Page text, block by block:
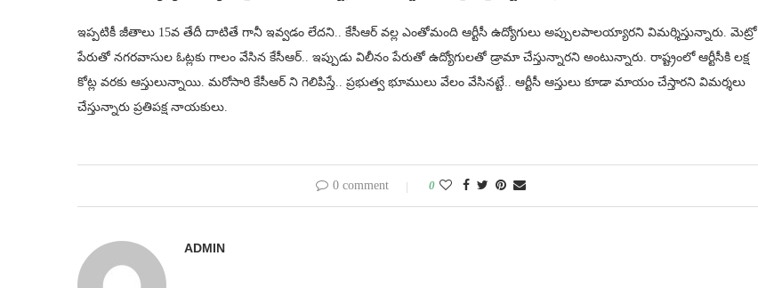
ఇప్ప‌టికీ జీతాలు 15వ తేదీ దాటితే గానీ ఇవ్వ‌డం లేద‌ని.. కేసీఆర్ వ‌ల్ల ఎంతోమంది ఆర్టీసీ ఉద్యోగులు అప్పుల‌పాల‌య్యార‌ని విమ‌ర్శిస్తున్నారు. మెట్రో
పేరుతో న‌గ‌ర‌వాసుల ఓట్ల‌కు గాలం వేసిన కేసీఆర్.. ఇప్పుడు విలీనం పేరుతో ఉద్యోగుల‌తో డ్రామా చేస్తున్నార‌ని అంటున్నారు. రాష్ట్రంలో ఆర్టీసీకి ల‌క్ష
కోట్ల వ‌ర‌కు ఆస్తులున్నాయి. మ‌రోసారి కేసీఆర్ ని గెలిపిస్తే.. ప్ర‌భుత్వ భూములు వేలం వేసిన‌ట్టే.. ఆర్టీసీ ఆస్తులు కూడా మాయం చేస్తార‌ని విమ‌ర్శ‌లు
చేస్తున్నారు ప్ర‌తిప‌క్ష నాయ‌కులు.
0 comment 0
ADMIN